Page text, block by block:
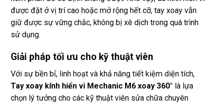
được đặt ở vị trí cao hoặc mở rộng hết cỡ, tay xoay vẫn
giữ được sự vững chắc, không bị xê dịch trong quá trình
sử dụng.
Giải pháp tối ưu cho kỹ thuật viên
Với sự bền bỉ, linh hoạt và khả năng tiết kiệm diện tích,
Tay xoay kính hiển vi Mechanic M6 xoay 360° là lựa
chọn lý tưởng cho các kỹ thuật viên sửa chữa chuyên